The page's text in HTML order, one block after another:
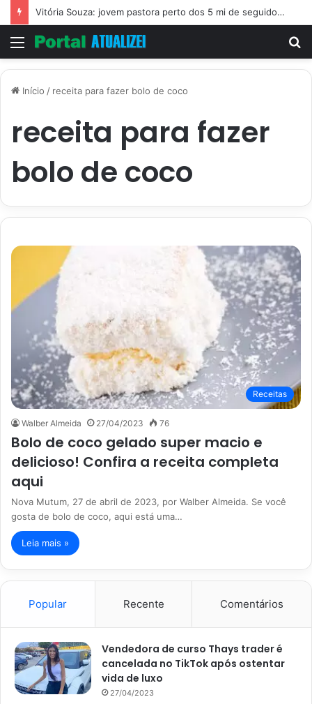
Vitória Souza: jovem pastora perto dos 5 mi de seguidores na web
Menu
Início / receita para fazer bolo de coco
receita para fazer
bolo de coco
Receitas
Walber Almeida 27/04/2023 76
Bolo de coco gelado super macio e
delicioso! Confira a receita completa
aqui
Nova Mutum, 27 de abril de 2023, por Walber Almeida. Se você
gosta de bolo de coco, aqui está uma…
Leia mais »
Popular Recente Comentários
Vendedora de curso Thays trader é
cancelada no TikTok após ostentar
vida de luxo
27/04/2023